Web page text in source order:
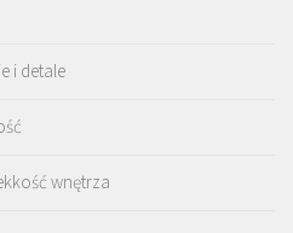
i detale
wnętrza